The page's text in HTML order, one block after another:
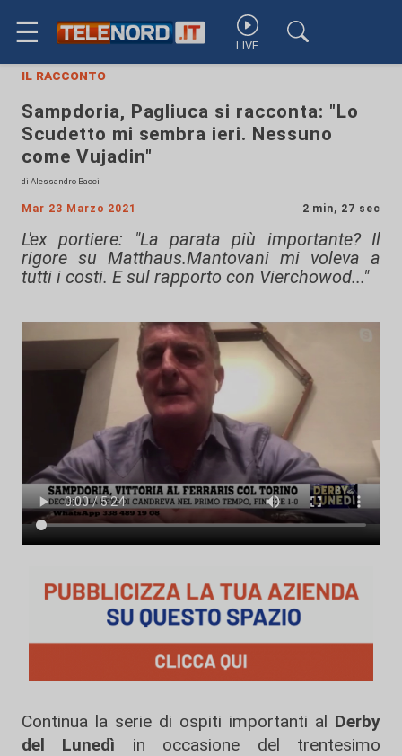
☰ LIVE
il racconto
Sampdoria, Pagliuca si racconta: "Lo
Scudetto mi sembra ieri. Nessuno
come Vujadin"
di Alessandro Bacci
Mar 23 Marzo 2021 2 min, 27 sec
L'ex portiere: "La parata più importante? Il
rigore su Matthaus.Mantovani mi voleva a
tutti i costi. E sul rapporto con Vierchowod..."
Continua la serie di ospiti importanti al Derby
del Lunedì in occasione del trentesimo